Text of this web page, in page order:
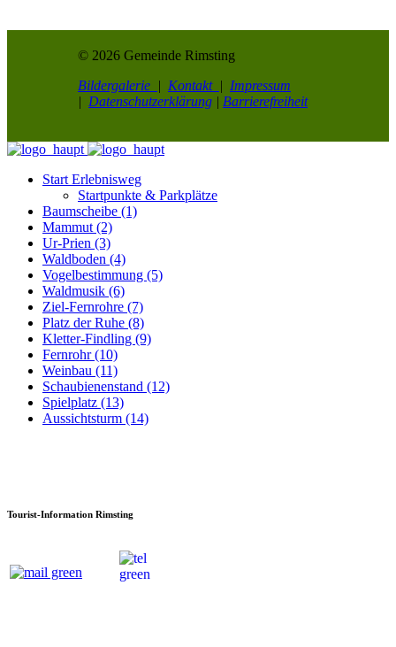
© 2026 Gemeinde Rimsting
Bildergalerie | Kontakt | Impressum
| Datenschutzerklärung | Barrierefreiheit
Start Erlebnisweg
Startpunkte & Parkplätze
Baumscheibe (1)
Mammut (2)
Ur-Prien (3)
Waldboden (4)
Vogelbestimmung (5)
Waldmusik (6)
Ziel-Fernrohre (7)
Platz der Ruhe (8)
Kletter-Findling (9)
Fernrohr (10)
Weinbau (11)
Schaubienenstand (12)
Spielplatz (13)
Aussichtsturm (14)
Tourist-Information Rimsting